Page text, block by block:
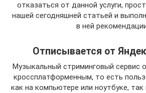
отказаться от данной услуги,
нашей сегодняшней статьей и
в ней
Отписывается от
Музыкальный стриминговый сервис
кроссплатформенным, то есть
как на компьютере или ноутбуке,